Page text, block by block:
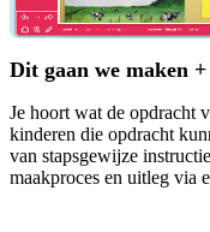
Dit gaan we maken
Je hoort wat de opdracht
kinderen die opdracht
van stapsgewijze
maakproces en uitleg via